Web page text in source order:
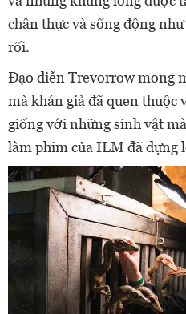
chân thực và sống động
rối.
Đạo diễn Trevorrow mong
mà khán giả đã quen thuộc
giống với những sinh vật
làm phim của ILM đã dựng